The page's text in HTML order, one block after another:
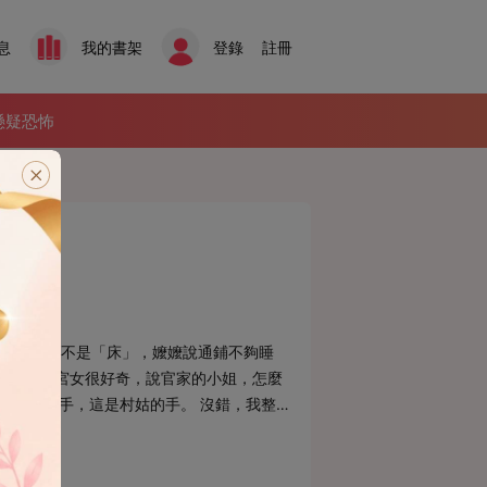
我的書架 登錄 註冊
疑恐怖
不，那不是「床」，嬤嬤說通鋪不夠睡
些小宮女很好奇，說官家的小姐，怎麼
千金的手，這是村姑的手。 沒錯，我整